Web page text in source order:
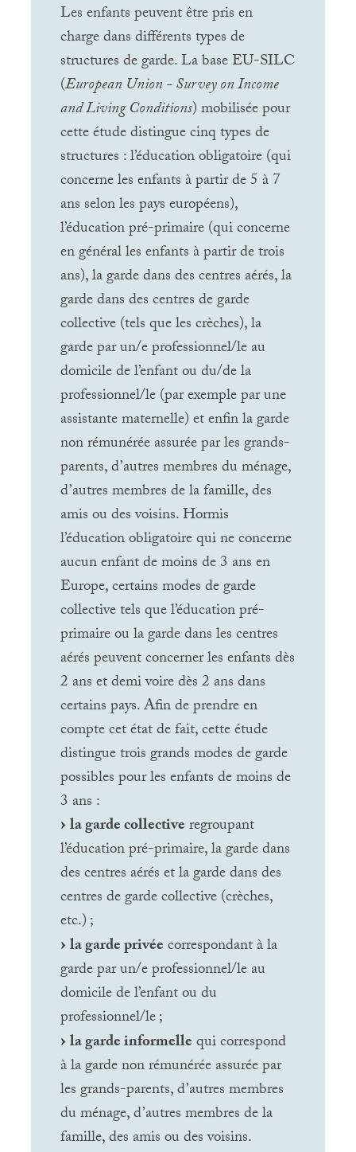
Les enfants peuvent être pris en
charge dans différents types de
structures de garde. La baseEU-SILC
(European Union - Survey on Income
and Living Conditions) mobilisée pour
cette étude distingue cinq types de
structures : l’éducation obligatoire (qui
concerne les enfants à partir de 5 à 7
ans selon les pays européens),
l’éducation pré-primaire (qui concerne
en général les enfants à partir de trois
ans), la garde dans des centres aérés, la
garde dans des centres de garde
collective (tels que les crèches), la
garde par un/e professionnel/le au
domicile de l’enfant ou du/de la
professionnel/le (par exemple par une
assistante maternelle) et enfin la garde
non rémunérée assurée par les grands-
parents, d’autres membres du ménage,
d’autres membres de la famille, des
amis ou des voisins. Hormis
l’éducation obligatoire qui ne concerne
aucun enfant de moins de 3 ans en
Europe, certains modes de garde
collective tels que l’éducation pré-
primaire ou la garde dans les centres
aérés peuvent concerner les enfants dès
2 ans et demi voire dès 2 ans dans
certains pays. Afin de prendre en
compte cet état de fait, cette étude
distingue trois grands modes de garde
possibles pour les enfants de moins de
3 ans :
la garde collectiveregroupant
l’éducation pré-primaire, la garde dans
des centres aérés et la garde dans des
centres de garde collective (crèches,
etc.);
la garde privéecorrespondant à la
garde par un/e professionnel/le au
domicile de l’enfant ou du
professionnel/le;
la garde informellequi correspond
à la garde non rémunérée assurée par
les grands-parents, d’autres membres
du ménage, d’autres membres de la
famille, des amis ou des voisins.